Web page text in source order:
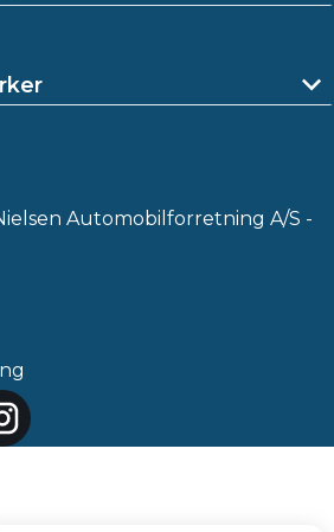
Automobilforretning A/S -